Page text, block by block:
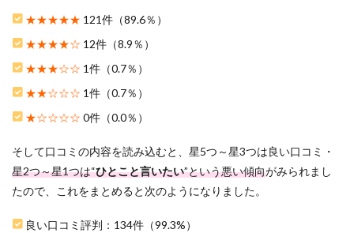
ンド
柏店
をお
すす
る3
理由
3.1
1.集中
コー
スの
利用
★★★★★ 121件（89.6％）
★★★★☆ 12件（8.9％）
★★★☆☆ 1件（0.7％）
★★☆☆☆ 1件（0.7％）
★☆☆☆☆ 0件（0.0％）
そして口コミの内容を読み込むと、星5つ～星3つは良い口コミ・
星2つ～星1つは“ひとこと言いたい”という悪い傾向がみられまし
たので、これをまとめると次のようになりました。
良い口コミ評判：134件（99.3%）